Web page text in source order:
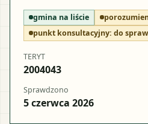
gmina na liście
punkt konsultacyjny: do
TERYT
2004043
Sprawdzono
5 czerwca 2026